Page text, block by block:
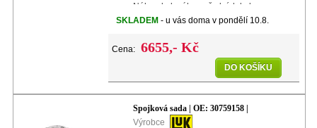
Náhon kol: náhon předních kol
Další info: s centrálním vypínacím
Další info: s automatickým nast
SKLADEM - u vás doma v pondělí 10.8.
Cena: 6655,- Kč
DO KOŠÍKU
Spojková sada | OE: 30759158 |
Výrobce